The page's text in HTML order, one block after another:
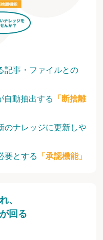
記事・ファイルとの
自動抽出する
「断捨離
のナレッジに更新しや
要とする
「承認機能」
、
回る